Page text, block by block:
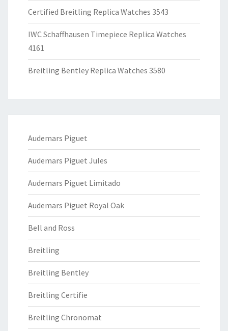
Certified Breitling Replica Watches 3543
IWC Schaffhausen Timepiece Replica Watches
4161
Breitling Bentley Replica Watches 3580
Audemars Piguet
Audemars Piguet Jules
Audemars Piguet Limitado
Audemars Piguet Royal Oak
Bell and Ross
Breitling
Breitling Bentley
Breitling Certifie
Breitling Chronomat